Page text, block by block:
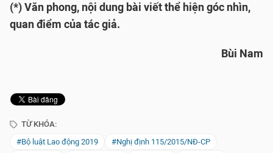
(*) Văn phong, nội dung bài viết thể hiện góc nhìn,
quan điểm của tác giả.
Bùi Nam
TỪ KHÓA:
#Bộ luật Lao động 2019
#Nghị định 115/2015/NĐ-CP